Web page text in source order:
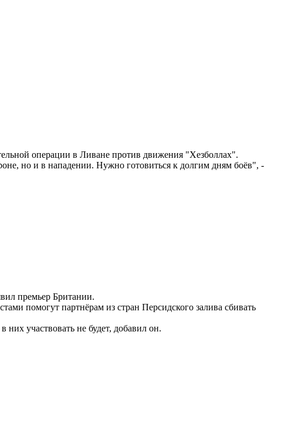
операции в Ливане против движения "Хезболлах".
но и в нападении. Нужно готовиться к долгим дням боёв", -
премьер Британии.
помогут партнёрам из стран Персидского залива сбивать
участвовать не будет, добавил он.